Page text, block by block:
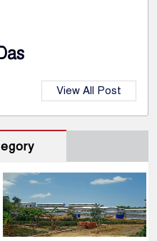
View All Post